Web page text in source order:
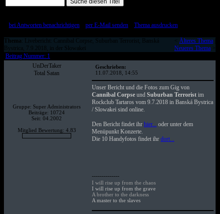
bei Antworten benachrichtigen:: per E-Mail senden:: Thema ausdrucken]
Thema : Livebericht: Cannibal Corpse, Suburban Terrorist, Banská
Bystrica, 7.9.2018, in der Slowakei
Älteres Thema|
Neueres Thema>
Beitrag Nummer: 1
UnDerTaker
Total Satan
Gruppe: Super Administrators
Beiträge: 10724
Seit: 04.2002
Mitglied Bewertung: 4.83
Geschrieben:
11.07.2018, 14:55
Unser Bericht und die Fotos zum Gig von
Cannibal Corpseund Suburban Terroristim
Rockclub Tartaros vom 9.7.2018 in Banská Bystrica
/ Slowakei sind online.
Den Bericht findet ihr hier... oder unter dem
Menüpunkt Konzerte.
Die 10 Handyfotos findet ihr dort...
--------------
I will rise up from the chaos
I will rise up from the grave
A brother to the darkness
A master to the slaves